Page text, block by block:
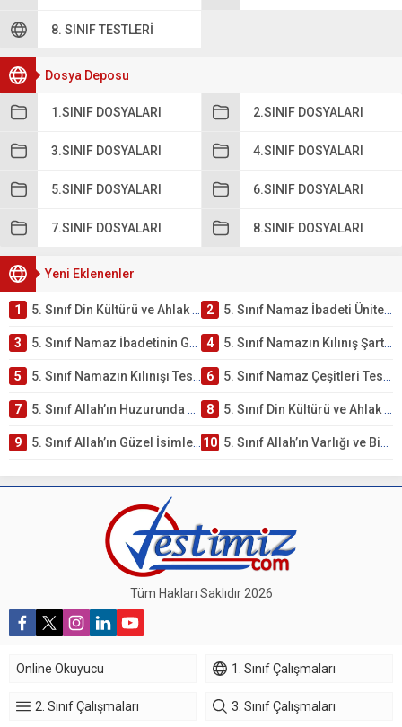
8. SINIF TESTLERI
Dosya Deposu
1.SINIF DOSYALARI 2.SINIF DOSYALARI
3.SINIF DOSYALARI 4.SINIF DOSYALARI
5.SINIF DOSYALARI 6.SINIF DOSYALARI
7.SINIF DOSYALARI 8.SINIF DOSYALARI
Yeni Eklenenler
1 5. Sınıf Din Kültürü ve Ahlak Bilgisi 2. Ünite: Namaz İbadeti Çalışmaları 2 5. Sınıf Namaz İbadeti Ünite Testi – Online Çöz
3 5. Sınıf Namaz İbadetinin Getirdiği Faydalar Testi 4 5. Sınıf Namazın Kılınış Şartları Testi
5 5. Sınıf Namazın Kılınışı Testi – Online Çöz 6 5. Sınıf Namaz Çeşitleri Testi – Online Çöz
7 5. Sınıf Allah’ın Huzurunda Olmak – Namaz İbadeti Testi 8 5. Sınıf Din Kültürü ve Ahlak Bilgisi 1. Ünite: Allah İnancı Çalışmaları
9 5. Sınıf Allah’ın Güzel İsimleri Testi – Online Çöz 10 5. Sınıf Allah’ın Varlığı ve Birliği Testi – Online Çöz
Tüm Hakları Saklıdır 2026
Online Okuyucu 1. Sınıf Çalışmaları
2. Sınıf Çalışmaları 3. Sınıf Çalışmaları